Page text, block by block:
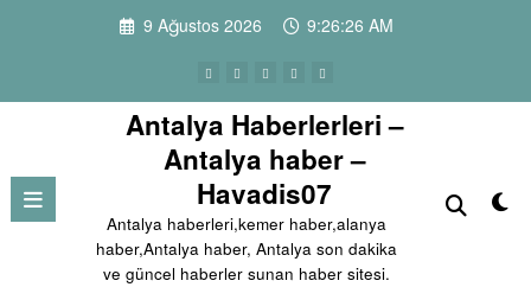
9 Ağustos 2026 9:26:27 AM
Antalya Haberlerleri –
Antalya haber –
Havadis07
Antalya haberleri,kemer haber,alanya
haber,Antalya haber, Antalya son dakika
ve güncel haberler sunan haber sitesi.